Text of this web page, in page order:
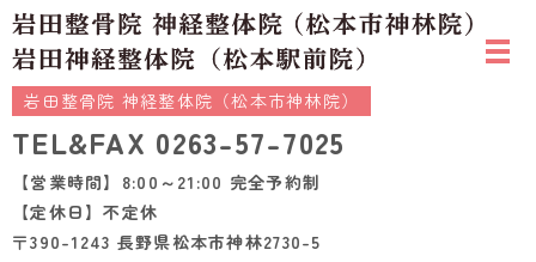
岩田整骨院 神経整体院（松本市神林院）
TEL&FAX 0263-57-7025
【営業時間】8:00～21:00 完全予約制
【定休日】不定休
〒390-1243 長野県松本市神林2730-5